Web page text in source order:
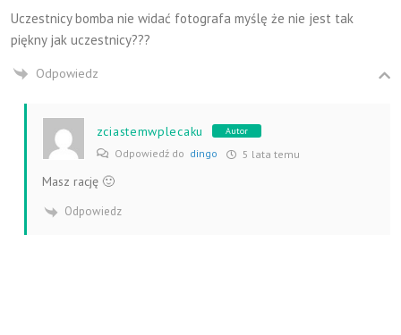
Uczestnicy bomba nie widać fotografa myślę że nie jest tak
piękny jak uczestnicy???
Odpowiedz
zciastemwplecaku Autor
Odpowiedź do dingo 5 lata temu
Masz rację 🙂
Odpowiedz